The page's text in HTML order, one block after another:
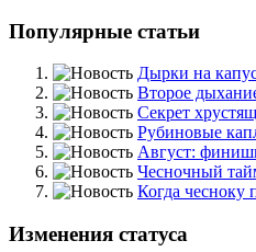
Популярные статьи
Дырки на
Второе
Секрет
Рубиновые
Август:
Чесночный
Когда чесноку
Изменения статуса